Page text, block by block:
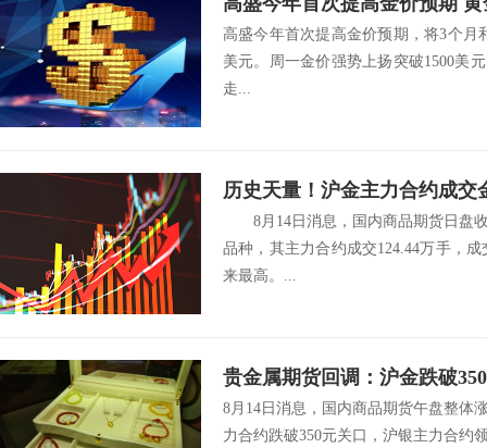
趋势
高盛今年首次提高金价预期，将3个月
美元。周一金价强势上扬突破1500美
走...
历史天量！沪金主力合约成交
8月14日消息，国内商品期货日盘
品种，其主力合约成交124.44万手，
来最高。...
贵金属期货回调：沪金跌破
8月14日消息，国内商品期货午盘整体
力合约跌破350元关口，沪银主力合约